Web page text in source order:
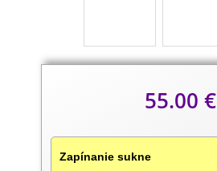
55.00 €
Zapínanie sukne